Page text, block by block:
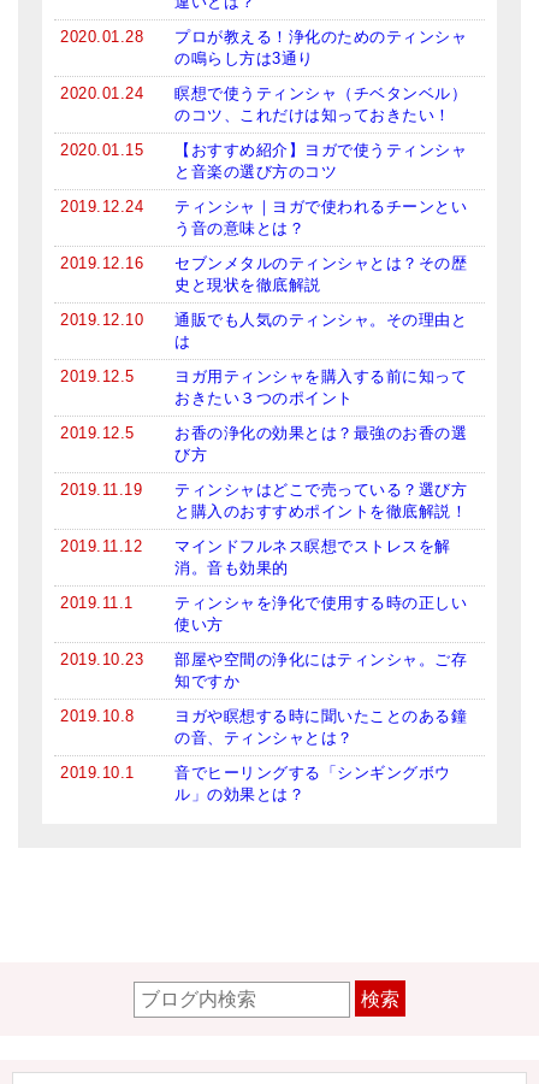
2020.01.28
プロが教える！浄化のためのティンシャ
の鳴らし方は3通り
2020.01.24
瞑想で使うティンシャ（チベタンベル）
のコツ、これだけは知っておきたい！
2020.01.15
【おすすめ紹介】ヨガで使うティンシャ
と音楽の選び方のコツ
2019.12.24
ティンシャ｜ヨガで使われるチーンとい
う音の意味とは？
2019.12.16
セブンメタルのティンシャとは？その歴
史と現状を徹底解説
2019.12.10
通販でも人気のティンシャ。その理由と
は
2019.12.5
ヨガ用ティンシャを購入する前に知って
おきたい３つのポイント
2019.12.5
お香の浄化の効果とは？最強のお香の選
び方
2019.11.19
ティンシャはどこで売っている？選び方
と購入のおすすめポイントを徹底解説！
2019.11.12
マインドフルネス瞑想でストレスを解
消。音も効果的
2019.11.1
ティンシャを浄化で使用する時の正しい
使い方
2019.10.23
部屋や空間の浄化にはティンシャ。ご存
知ですか
2019.10.8
ヨガや瞑想する時に聞いたことのある鐘
の音、ティンシャとは？
2019.10.1
音でヒーリングする「シンギングボウ
ル」の効果とは？
検索